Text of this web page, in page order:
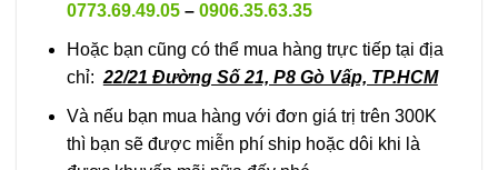
0773.69.49.05– 0906.35.63.35
Hoặc bạn cũng có thể mua hàng trực tiếp tại địa
chỉ: 22/21 Đường Số 21, P8 Gò Vấp, TP.HCM
Và nếu bạn mua hàng với đơn giá trị trên 300K
thì bạn sẽ được miễn phí ship hoặc dôi khi là